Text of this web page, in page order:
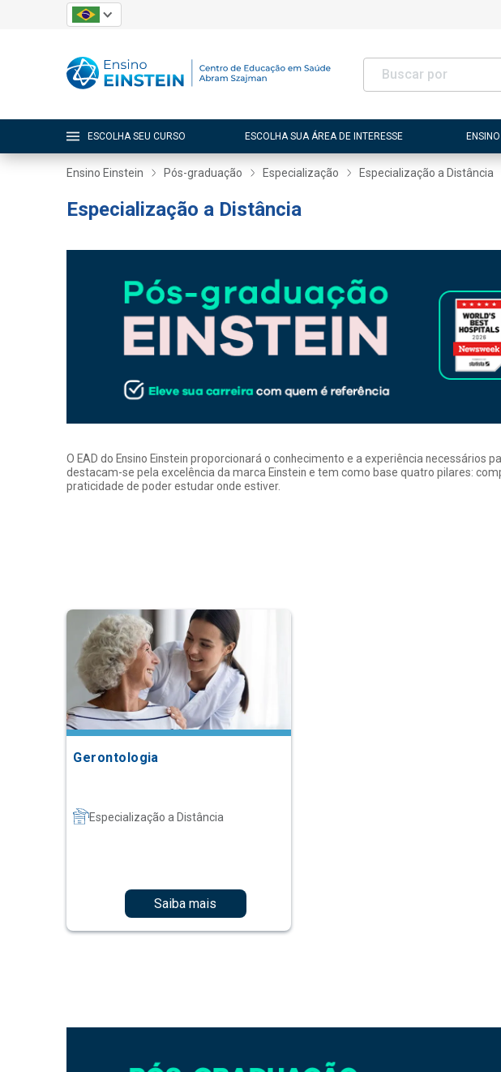
ESCOLHA SEU CURSO ESCOLHA SUA ÁREA DE INTERESSE
Ensino Einstein Pós-graduação Especialização Especialização a Distância
Especialização a Distância
O EAD do Ensino Einstein proporcionará o conhecimento e a experiência
destacam-se pela excelência da marca Einstein e tem como base quatro pilares:
praticidade de poder estudar onde estiver.
Gerontologia
Especialização a Distância
Saiba mais